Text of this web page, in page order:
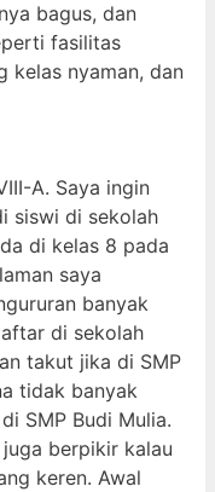
bagus, dan
fasilitas
kelas nyaman, dan
A. Saya ingin
siswi di sekolah
di kelas 8 pada
saya
banyak
di sekolah
takut jika di SMP
tidak banyak
SMP Budi Mulia.
berpikir kalau
keren. Awal